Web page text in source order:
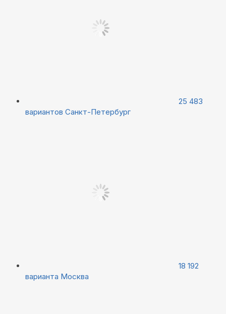
25 483
вариантов Санкт-Петербург
18 192
варианта Москва